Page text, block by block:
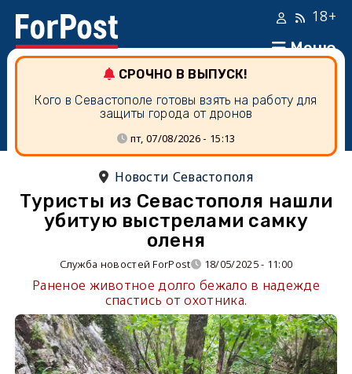
Меню
18+
СРОЧНО В ВЫПУСК!
Кого в Севастополе готовы взять на работу для
защиты города от дронов
пт, 07/08/2026 - 15:13
Новости Севастополя
Туристы из Севастополя нашли
убитую выстрелами самку
оленя
Служба новостей ForPost 18/05/2025 - 11:00
Раненое животное долго бежало в надежде
спастись от охотника.